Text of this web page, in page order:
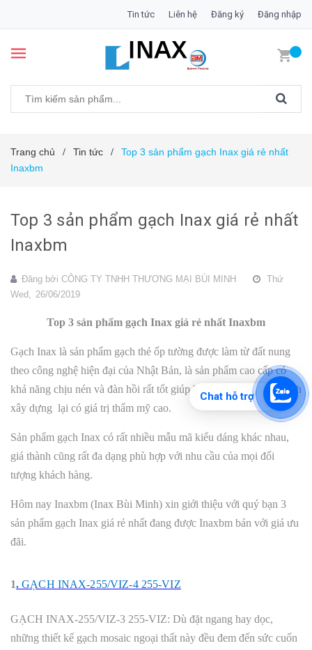
Tin tức Liên hệ Đăng ký Đăng nhập
Trang chủ / Tin tức /
Top 3 sản phẩm gạch Inax giá rẻ nhất
Inaxbm
Top 3 sản phẩm gạch Inax giá rẻ nhất
Inaxbm
Đăng bởi CÔNG TY TNHH THƯƠNG MẠI BÙI MINH
Thứ
Wed, 26/06/2019
Top 3 sản phẩm gạch Inax giá rẻ nhất Inaxbm
Gạch Inax là sản phẩm gạch thẻ ốp tường được làm từ đất nung
theo công nghệ hiện đại của Nhật Bản, là sản phẩm cao cấp có
khả năng chịu nén và đàn hồi rất tốt giúp bảo vệ bề mặt công trình
xây dựng lại có giá trị thẩm mỹ cao.
Sản phẩm gạch Inax có rất nhiều mẫu mã kiểu dáng khác nhau,
giá thành cũng rất đa dạng phù hợp với nhu cầu của mọi đối
tượng khách hàng.
Hôm nay Inaxbm (Inax Bùi Minh) xin giới thiệu với quý bạn 3
sản phẩm gạch Inax giá rẻ nhất đang được Inaxbm bán với giá ưu
đãi.
1. GẠCH INAX-255/VIZ-4 255-VIZ
GẠCH INAX-255/VIZ-3 255-VIZ: Dù đặt ngang hay dọc,
những thiết kế gạch mosaic ngoại thất này đều đem đến sức cuốn
Chat hỗ trợ